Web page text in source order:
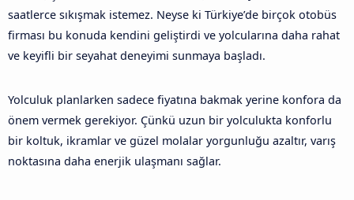
saatlerce sıkışmak istemez. Neyse ki Türkiye’de birçok otobüs
firması bu konuda kendini geliştirdi ve yolcularına daha rahat
ve keyifli bir seyahat deneyimi sunmaya başladı.
Yolculuk planlarken sadece fiyatına bakmak yerine konfora da
önem vermek gerekiyor. Çünkü uzun bir yolculukta konforlu
bir koltuk, ikramlar ve güzel molalar yorgunluğu azaltır, varış
noktasına daha enerjik ulaşmanı sağlar.